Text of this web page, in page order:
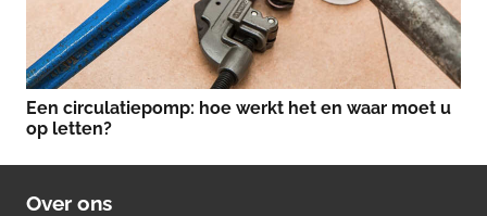
Een circulatiepomp: hoe werkt het en waar moet u
op letten?
Over ons